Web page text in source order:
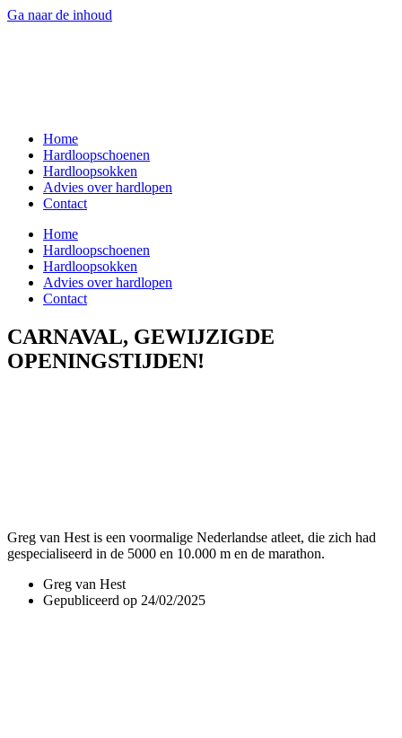
Ga naar de inhoud
Home
Hardloopschoenen
Hardloopsokken
Advies over hardlopen
Contact
Home
Hardloopschoenen
Hardloopsokken
Advies over hardlopen
Contact
CARNAVAL, GEWIJZIGDE
OPENINGSTIJDEN!
Greg van Hest is een voormalige Nederlandse atleet, die zich had
gespecialiseerd in de 5000 en 10.000 m en de marathon.
Greg van Hest
Gepubliceerd op 24/02/2025